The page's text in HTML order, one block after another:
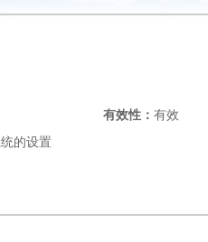
有效性： 有效
的设置